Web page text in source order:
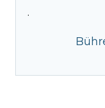
·